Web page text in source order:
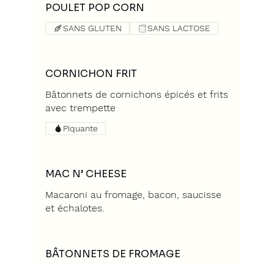
POULET POP CORN
SANS GLUTEN SANS LACTOSE
CORNICHON FRIT
Bâtonnets de cornichons épicés et frits
avec trempette
Piquante
MAC N’ CHEESE
Macaroni au fromage, bacon, saucisse
et échalotes.
BÂTONNETS DE FROMAGE